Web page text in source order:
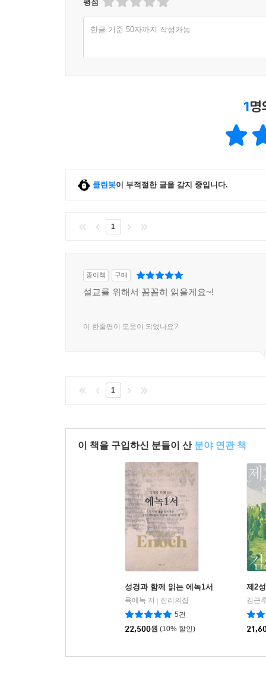
평점
한글 기준 50자까지 작성가능
1명
클린봇이 부적절한 글을 감지 중입니다.
1
종이책 구매
설교를 위해서 꼼꼼히 읽을게요~!
이 한줄평이 도움이 되었나요?
1
이 책을 구입하신 분들이 산 분야 연관 책
성경과 함께 읽는 에녹1서
육에녹 저
진리의집
5건
22,500원 (10% 할인)
제2
김근